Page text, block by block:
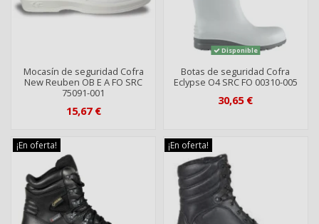
Mocasín de seguridad Cofra
New Reuben OB E A FO SRC
75091-001
15,67 €
Disponible
Botas de seguridad Cofra
Eclypse O4 SRC FO 00310-005
30,65 €
¡En oferta! ¡En oferta!